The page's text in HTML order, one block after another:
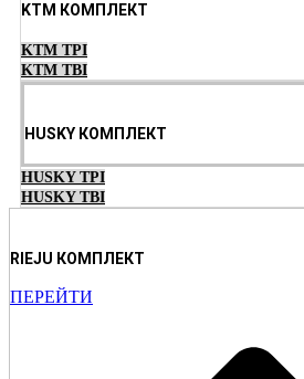
KTM КОМПЛЕКТ
KTM TPI
KTM TBI
HUSKY КОМПЛЕКТ
HUSKY TPI
HUSKY TBI
RIEJU КОМПЛЕКТ
ПЕРЕЙТИ